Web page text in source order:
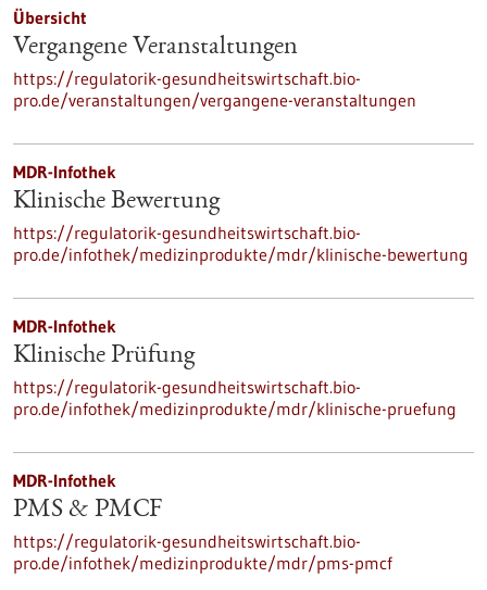
Übersicht
Vergangene Veranstaltungen
https://regulatorik-gesundheitswirtschaft.bio-
pro.de/veranstaltungen/vergangene-veranstaltungen
MDR-Infothek
Klinische Bewertung
https://regulatorik-gesundheitswirtschaft.bio-
pro.de/infothek/medizinprodukte/mdr/klinische-bewertung
MDR-Infothek
Klinische Prüfung
https://regulatorik-gesundheitswirtschaft.bio-
pro.de/infothek/medizinprodukte/mdr/klinische-pruefung
MDR-Infothek
PMS & PMCF
https://regulatorik-gesundheitswirtschaft.bio-
pro.de/infothek/medizinprodukte/mdr/pms-pmcf